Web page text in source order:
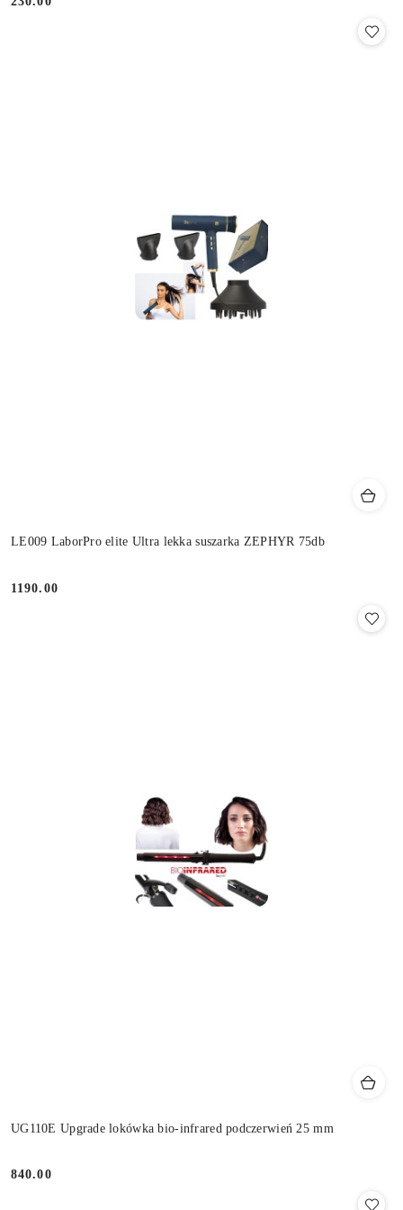
Cena:
LE009 LaborPro elite Ultra lekka suszarka ZEPHYR 75db
Cena:
1190.00
UG110E Upgrade lokówka bio-infrared podczerwień 25 mm
Cena:
840.00